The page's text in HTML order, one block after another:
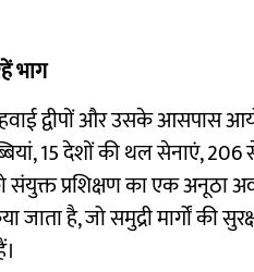
भाग
द्वीपों और उसके आसपास
15 देशों की थल सेनाएं,
संयुक्त प्रशिक्षण का एक
है, जो समुद्री मार्गों की